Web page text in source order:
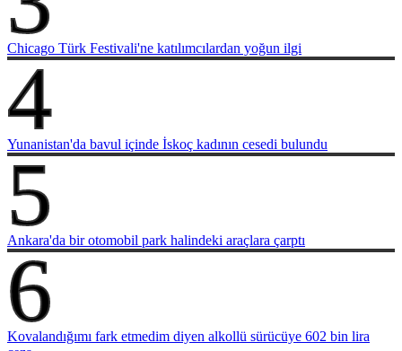
Chicago Türk Festivali'ne katılımcılardan yoğun ilgi
4
Yunanistan'da bavul içinde İskoç kadının cesedi bulundu
5
Ankara'da bir otomobil park halindeki araçlara çarptı
6
Kovalandığımı fark etmedim diyen alkollü sürücüye 602 bin lira